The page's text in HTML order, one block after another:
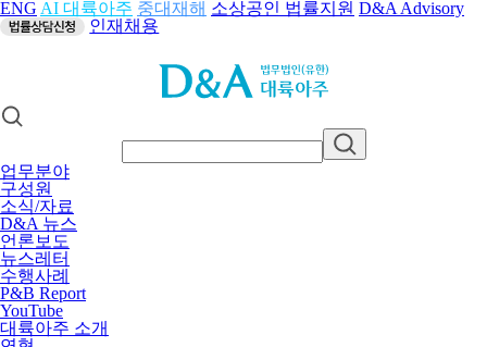
ENG AI 대륙아주 중대재해 소상공인 법률지원 D&A Advisory
인재채용
업무분야
구성원
소식/자료
D&A 뉴스
언론보도
뉴스레터
수행사례
P&B Report
YouTube
대륙아주 소개